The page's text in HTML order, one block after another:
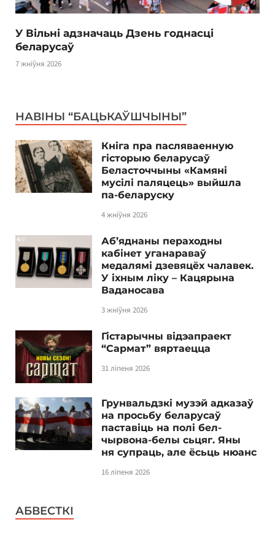
У Вільні адзначаць Дзень годнасці
беларусаў
7 жніўня 2026
НАВІНЫ “БАЦЬКАЎШЧЫНЫ”
Кніга пра пасляваенную
гісторыю беларусаў
Беласточчыны «Камяні
мусілі паляцець» выйшла
па-беларуску
4 жніўня 2026
Аб’яднаны пераходны
кабінет уганараваў
медалямі дзевяцёх чалавек.
У іхным ліку – Кацярына
Ваданосава
3 жніўня 2026
Гістарычны відэапраект
“Сармат” вяртаецца
31 ліпеня 2026
Грунвальдзкі музэй адказаў
на просьбу беларусаў
паставіць на полі бел-
чырвона-белы сьцяг. Яны
ня супраць, але ёсьць нюанс
16 ліпеня 2026
АБВЕСТКІ